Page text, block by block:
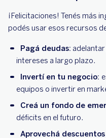
¡Felicitaciones! Tenés más
podés usar esos recursos
Pagá deudas:
intereses a largo plazo.
Invertí en tu negocio:
equipos o invertir en
Creá un fondo de
déficits en el futuro.
Aprovechá descuentos